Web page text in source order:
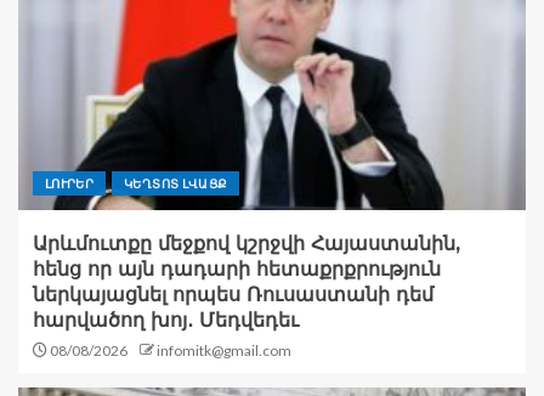
ԼՈՒՐԵՐ ԿԵՂՏՈՏ ԼՎԱՑՔ
Արևմուտքը մեջքով կշրջվի Հայաստանին,
հենց որ այն դադարի հետաքրքրություն
ներկայացնել որպես Ռուսաստանի դեմ
հարվածող խոյ․ Մեդվեդեւ
08/08/2026 infomitk@gmail.com